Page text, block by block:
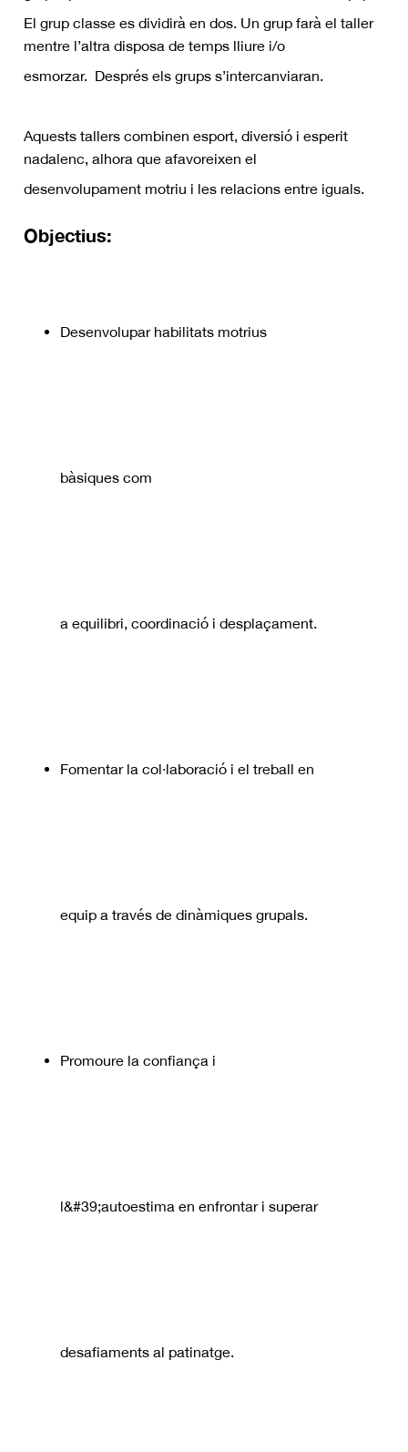
El grup classe es dividirà en dos. Un grup farà el taller
mentre l’altra disposa de temps lliure i/o
esmorzar. Després els grups s’intercanviaran.
Aquests tallers combinen esport, diversió i esperit
nadalenc, alhora que afavoreixen el
desenvolupament motriu i les relacions entre iguals.
Objectius:
Desenvolupar habilitats motrius
bàsiques com
a equilibri, coordinació i desplaçament.
Fomentar la col·laboració i el treball en
equip a través de dinàmiques grupals.
Promoure la confiança i
l&#39;autoestima en enfrontar i superar
desafiaments al patinatge.